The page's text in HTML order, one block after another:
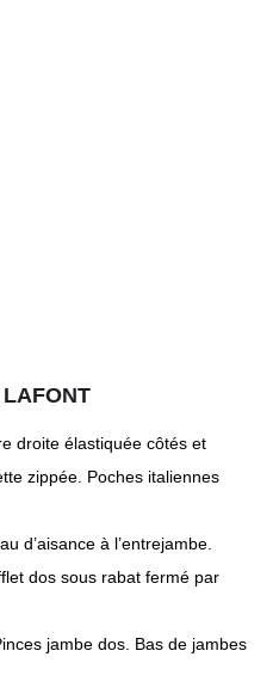
droite élastiquée côtés et
zippée. Poches italiennes
d’aisance à l’entrejambe.
dos sous rabat fermé par
jambe dos. Bas de jambes